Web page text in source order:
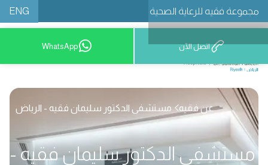
مجموعة فقيه للرعاية الصحية ENG
8001209999
اتصل الآن WhatsApp
عن فقيه مستشفى الدكتور سليمان فقيه - الرياض
مستشفى الدكتور سليمان فقيه -